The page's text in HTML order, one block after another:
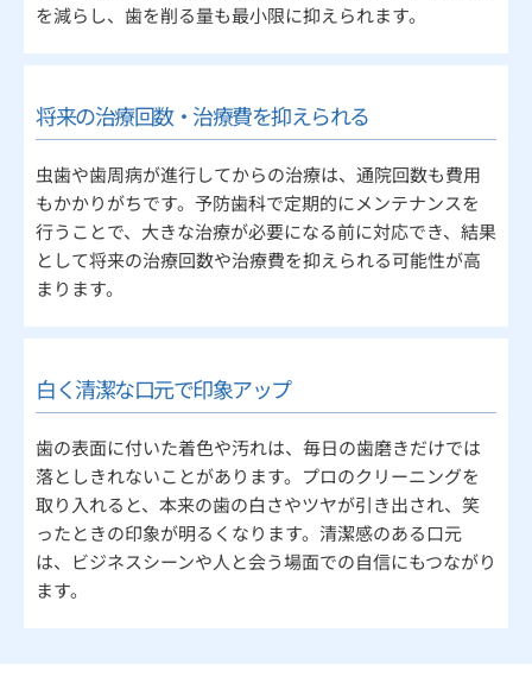
を減らし、歯を削る量も最小限に抑えられます。
将来の治療回数・治療費を抑えられる
虫歯や歯周病が進行してからの治療は、通院回数も費用
もかかりがちです。予防歯科で定期的にメンテナンスを
行うことで、大きな治療が必要になる前に対応でき、結果
として将来の治療回数や治療費を抑えられる可能性が高
まります。
白く清潔な口元で印象アップ
歯の表面に付いた着色や汚れは、毎日の歯磨きだけでは
落としきれないことがあります。プロのクリーニングを
取り入れると、本来の歯の白さやツヤが引き出され、笑
ったときの印象が明るくなります。清潔感のある口元
は、ビジネスシーンや人と会う場面での自信にもつながり
ます。